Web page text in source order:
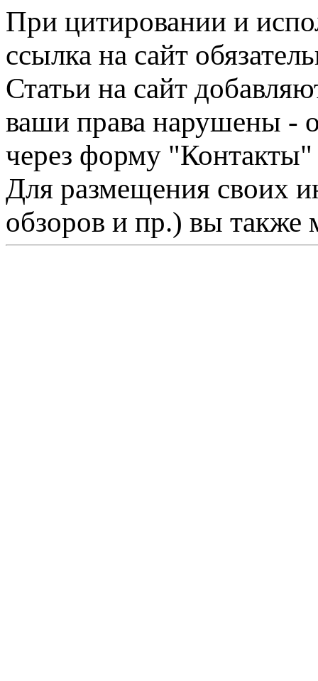
При цитировании и
ссылка на сайт
Статьи на сайт
ваши права нарушены -
через форму "Контакты"
Для размещения своих
обзоров и пр.) вы также